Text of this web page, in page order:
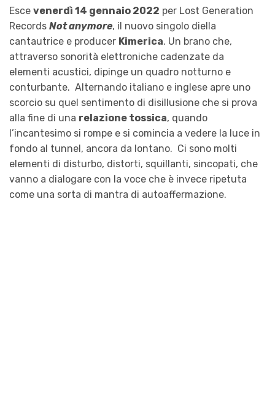
Esce venerdì 14 gennaio 2022 per Lost Generation
Records Not anymore, il nuovo singolo diella
cantautrice e producer Kimerica. Un brano che,
attraverso sonorità elettroniche cadenzate da
elementi acustici, dipinge un quadro notturno e
conturbante. Alternando italiano e inglese apre uno
scorcio su quel sentimento di disillusione che si prova
alla fine di una relazione tossica, quando
l’incantesimo si rompe e si comincia a vedere la luce in
fondo al tunnel, ancora da lontano. Ci sono molti
elementi di disturbo, distorti, squillanti, sincopati, che
vanno a dialogare con la voce che è invece ripetuta
come una sorta di mantra di autoaffermazione.